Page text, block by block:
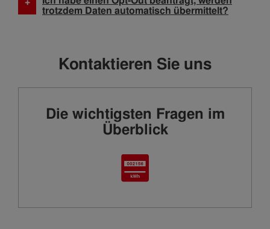
trotzdem Daten automatisch übermittelt?
Kontaktieren Sie uns
Die wichtigsten Fragen im
Überblick